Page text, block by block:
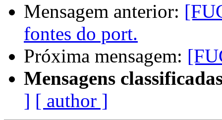
Mensagem anterior:
fontes do port.
Próxima mensagem:
Mensagens
] [ author ]